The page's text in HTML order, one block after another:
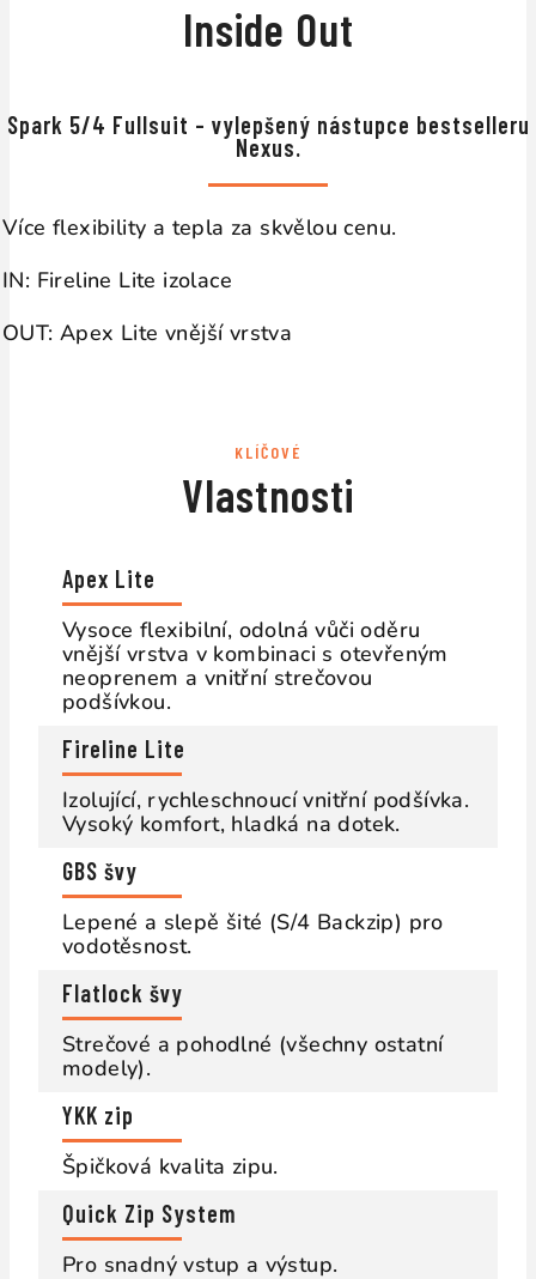
Inside Out
Spark 5/4 Fullsuit – vylepšený nástupce bestselleru
Nexus.
Více flexibility a tepla za skvělou cenu.
IN: Fireline Lite izolace
OUT: Apex Lite vnější vrstva
KLÍČOVÉ
Vlastnosti
Apex Lite
Vysoce flexibilní, odolná vůči oděru
vnější vrstva v kombinaci s otevřeným
neoprenem a vnitřní strečovou
podšívkou.
Fireline Lite
Izolující, rychleschnoucí vnitřní podšívka.
Vysoký komfort, hladká na dotek.
GBS švy
Lepené a slepě šité (S/4 Backzip) pro
vodotěsnost.
Flatlock švy
Strečové a pohodlné (všechny ostatní
modely).
YKK zip
Špičková kvalita zipu.
Quick Zip System
Pro snadný vstup a výstup.